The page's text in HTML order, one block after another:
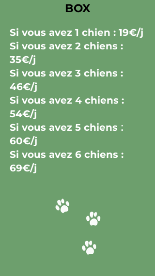
BOX
Si vous avez 1 chien : 19€/j
Si vous avez 2 chiens :
35€/j
Si vous avez 3 chiens :
46€/j
Si vous avez 4 chiens :
54€/j
Si vous avez 5 chiens :
60€/j
Si vous avez 6 chiens :
69€/j